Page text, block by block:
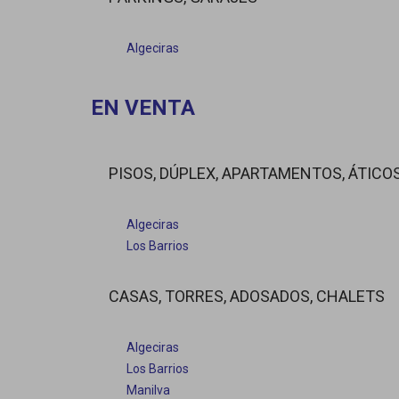
Algeciras
EN VENTA
PISOS, DÚPLEX, APARTAMENTOS,
Algeciras
Los Barrios
CASAS, TORRES, ADOSADOS, CHALETS
Algeciras
Los Barrios
Manilva